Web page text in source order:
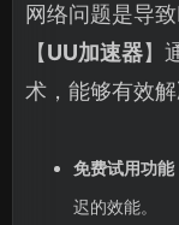
网络问题是导
【UU加速器】
术，能够有效解
免费试用功能
迟的效能。